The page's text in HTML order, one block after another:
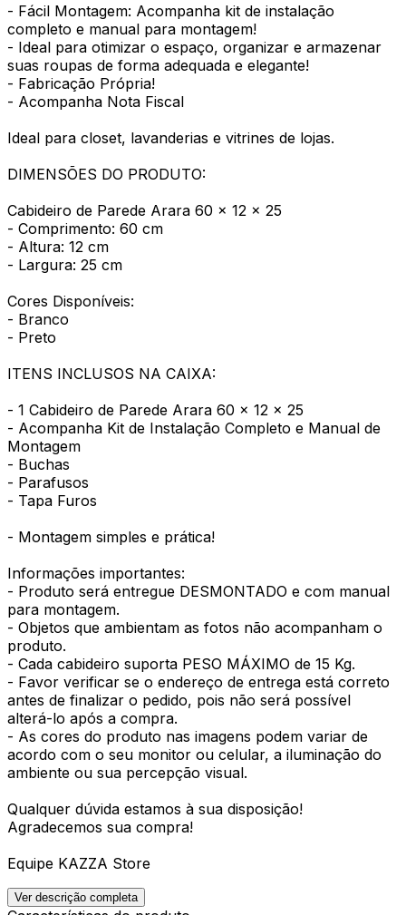
- Fácil Montagem: Acompanha kit de instalação
completo e manual para montagem!
- Ideal para otimizar o espaço, organizar e armazenar
suas roupas de forma adequada e elegante!
- Fabricação Própria!
- Acompanha Nota Fiscal
Ideal para closet, lavanderias e vitrines de lojas.
DIMENSÕES DO PRODUTO:
Cabideiro de Parede Arara 60 x 12 x 25
- Comprimento: 60 cm
- Altura: 12 cm
- Largura: 25 cm
Cores Disponíveis:
- Branco
- Preto
ITENS INCLUSOS NA CAIXA:
- 1 Cabideiro de Parede Arara 60 x 12 x 25
- Acompanha Kit de Instalação Completo e Manual de
Montagem
- Buchas
- Parafusos
- Tapa Furos
- Montagem simples e prática!
Informações importantes:
- Produto será entregue DESMONTADO e com manual
para montagem.
- Objetos que ambientam as fotos não acompanham o
produto.
- Cada cabideiro suporta PESO MÁXIMO de 15 Kg.
- Favor verificar se o endereço de entrega está correto
antes de finalizar o pedido, pois não será possível
alterá-lo após a compra.
- As cores do produto nas imagens podem variar de
acordo com o seu monitor ou celular, a iluminação do
ambiente ou sua percepção visual.
Qualquer dúvida estamos à sua disposição!
Agradecemos sua compra!
Equipe KAZZA Store
Ver descrição completa